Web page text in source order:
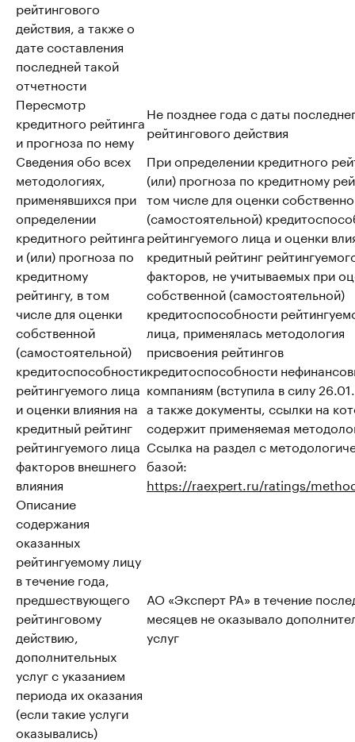
рейтингового
действия, а также о
дате составления
последней такой
отчетности
Пересмотр
кредитного рейтинга
и прогноза по нему
Не позднее года с даты
рейтингового действия
Сведения обо всех
методологиях,
применявшихся при
определении
кредитного рейтинга
и (или) прогноза по
кредитному
рейтингу, в том
числе для оценки
собственной
(самостоятельной)
кредитоспособности
рейтингуемого лица
и оценки влияния на
кредитный рейтинг
рейтингуемого лица
факторов внешнего
влияния
При определении кредитного
(или) прогноза по кредитному
том числе для оценки
(самостоятельной)
рейтингуемого лица и оценки
кредитный рейтинг
факторов, не учитываемых при
собственной (самостоятельной)
кредитоспособности
лица, применялась методология
присвоения рейтингов
кредитоспособности
компаниям (вступила в силу
а также документы, ссылки на
содержит применяемая
Ссылка на раздел с
базой:
https://raexpert.ru/ratings/
Описание
содержания
оказанных
рейтингуемому лицу
в течение года,
предшествующего
рейтинговому
действию,
дополнительных
услуг с указанием
периода их оказания
(если такие услуги
оказывались)
АО «Эксперт РА» в течение
месяцев не оказывало
услуг